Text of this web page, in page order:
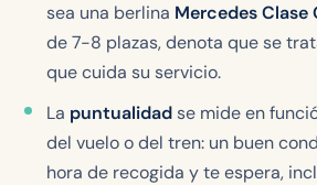
sea una berlina Mercedes Clase
de 7-8 plazas, denota que se
que cuida su servicio.
La puntualidadse mide en
del vuelo o del tren: un buen
hora de recogida y te espera,